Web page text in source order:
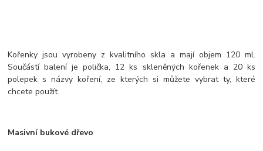
Kořenky jsou vyrobeny z kvalitního skla a mají objem 120 ml.
Součástí balení je polička, 12 ks skleněných kořenek a 20 ks
polepek s názvy koření, ze kterých si můžete vybrat ty, které
chcete použít.
Masivní bukové dřevo